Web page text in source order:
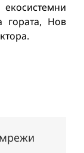
гората, Нов